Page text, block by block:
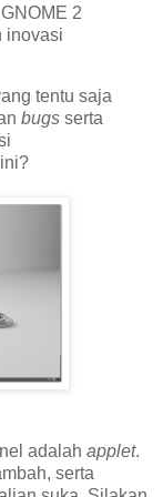
2
inovasi
tentu saja
bugs serta
adalah applet.
serta